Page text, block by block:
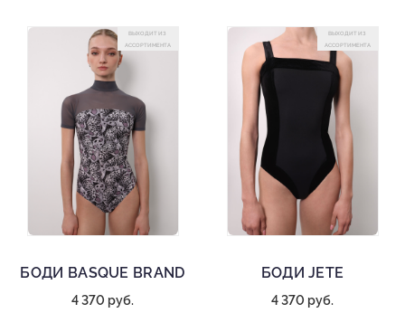
ВЫХОДИТ ИЗ
АССОРТИМЕНТА
БОДИ BASQUE BRAND
4 370 руб.
ВЫХОДИТ ИЗ
АССОРТИМЕНТА
БОДИ JETE
4 370 руб.